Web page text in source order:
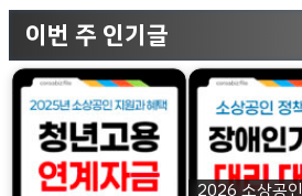
이번 주 인기글
2026 소상공